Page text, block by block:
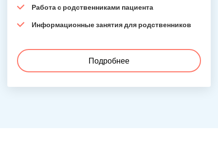
Работа с родственниками пациента
Информационные занятия для родственников
Подробнее